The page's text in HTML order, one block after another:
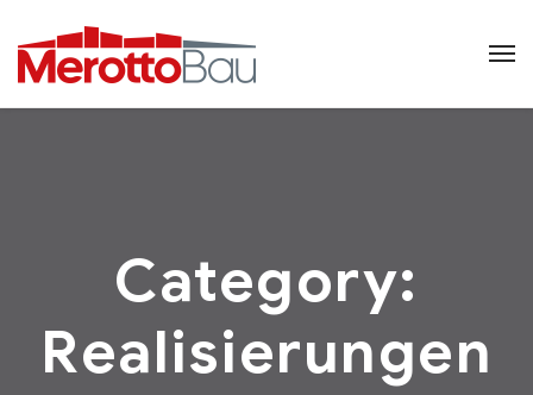
Category:
Realisierungen